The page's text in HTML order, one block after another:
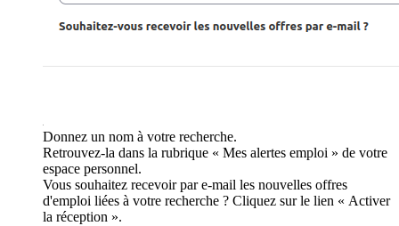
Donnez un nom à votre recherche.
Retrouvez-la dans la rubrique « Mes alertes emploi » de votre
espace personnel.
Vous souhaitez recevoir par e-mail les nouvelles offres
d'emploi liées à votre recherche ? Cliquez sur le lien « Activer
la réception ».